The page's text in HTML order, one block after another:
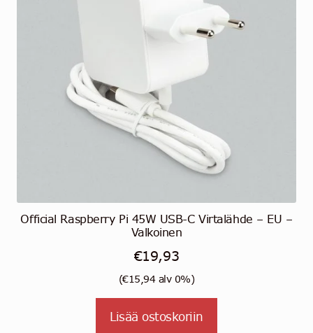
Official Raspberry Pi 45W USB-C Virtalähde – EU –
Valkoinen
€19,93
(€15,94alv 0%)
Lisää ostoskoriin